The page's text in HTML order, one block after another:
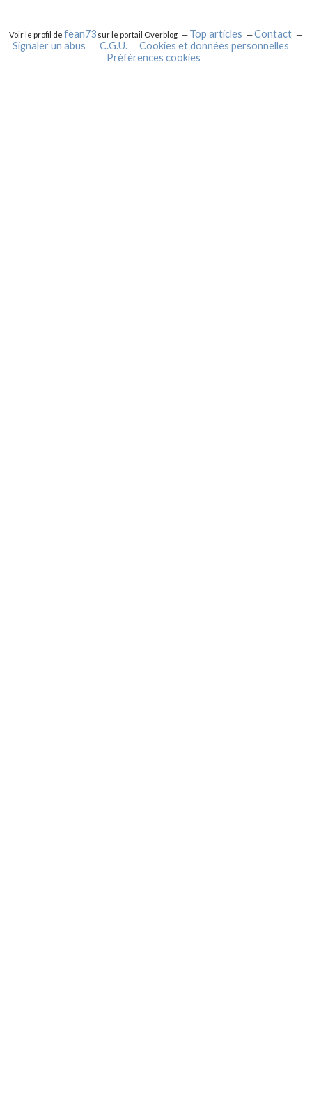
Voir le profil defean73 sur le portail Overblog Top articles
Contact
Signaler un abus
C.G.U.
Cookies et données personnelles
Préférences cookies